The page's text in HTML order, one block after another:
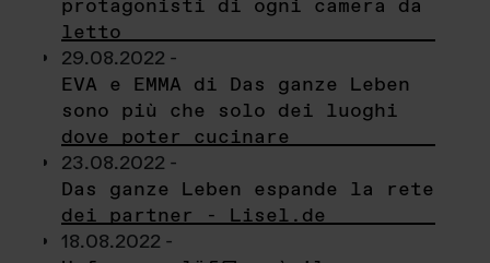
protagonisti di ogni camera da
letto
29.08.2022 -
EVA e EMMA di Das ganze Leben
sono più che solo dei luoghi
dove poter cucinare
23.08.2022 -
Das ganze Leben espande la rete
dei partner - Lisel.de
18.08.2022 -